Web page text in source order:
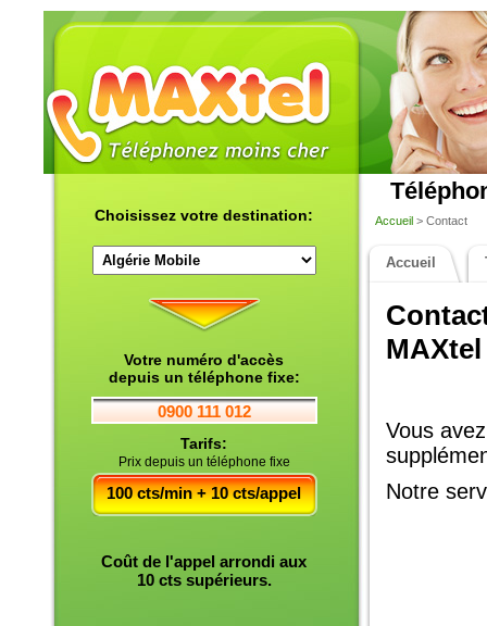
Choisissez votre destination:
Votre numéro d'accès
depuis un téléphone fixe:
0900 111 012
Tarifs:
Prix depuis un téléphone fixe
100 cts/min + 10 cts/appel
Coût de l'appel arrondi aux
10 cts supérieurs.
Accueil > Contact
Accueil
MAXtel
Vous
Notre